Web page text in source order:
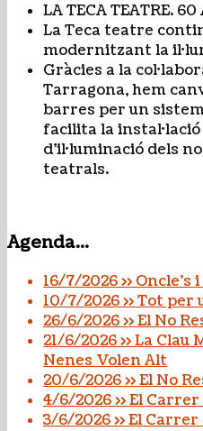
LA TECA TEATRE. 60
La Teca teatre
modernitzant la
Gràcies a la
Tarragona, hem
barres per un
facilita la
d’il·luminació dels
teatrals.
Agenda...
16/7/2026 >> Oncle's
10/7/2026 >> Tot
26/6/2026 >> El No
21/6/2026 >> La
Nenes Volen Alt
20/6/2026 >> El No
4/6/2026 >> El
3/6/2026 >> El